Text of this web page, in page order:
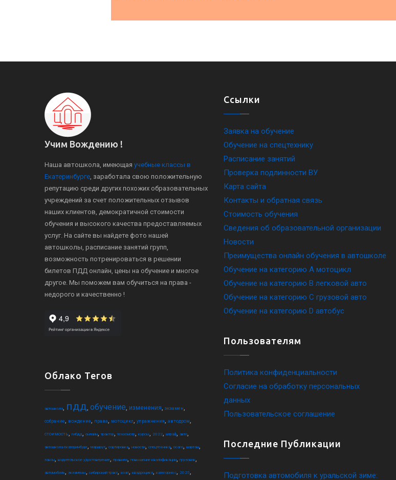
Учим Вождению !
Наша автошкола, имеющая учебные классы в
Екатеринбурге, заработала свою положительную
репутацию среди других похожих образовательных
учреждений за счет положительных отзывов
наших клиентов, демократичной стоимости
обучения и высокого качества предоставляемых
услуг. На сайте вы найдете фото нашей
автошколы, расписание занятий групп,
возможность потренироваться в решении
билетов ПДД онлайн, цены на обучение и многое
другое. Мы поможем вам обучиться на права -
недорого и качественно !
Облако Тегов
автошкола, пдд, обучение, изменения, экзамен,
собрание, вождение, права, мотоцикл, упражнения, автодром,
стоимость, гибдд, онлайн, трактор, техосмотр, курсы, 2022, штраф, авто,
автошкола екатеринбург, маршрут, сортировка, новости, спецтехника, осаго, шарташ,
закон, водительское удостоверение, правила, повышение квалификации, грузовик,
автомобиль, экзамены, сибирский тракт, коап, квадроцикл, категория c, 2025,
Ссылки
Заявка на обучение
Обучение на спецтехнику
Расписание занятий
Проверка подлинности ВУ
Карта сайта
Контакты и обратная связь
Стоимость обучения
Сведения об образовательной организации
Новости
Преимущества онлайн обучения в автошколе
Обучение на категорию A мотоцикл
Обучение на категорию B легковой авто
Обучение на категорию C грузовой авто
Обучение на категорию D автобус
Пользователям
Политика конфиденциальности
Согласие на обработку персональных
данных
Пользовательское соглашение
Последние Публикации
Подготовка автомобиля к уральской зиме: